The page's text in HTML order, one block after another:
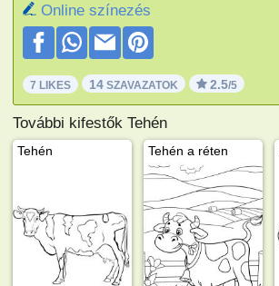
Online színezés
7 LIKES 14 SZAVAZATOK 2.5/5
További kifestők Tehén
Tehén Tehén a réten